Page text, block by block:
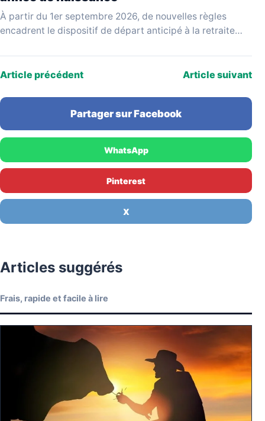
À partir du 1er septembre 2026, de nouvelles règles
encadrent le dispositif de départ anticipé à la retraite
Article précédent Article suivant
Partager sur Facebook
WhatsApp
Pinterest
X
Articles suggérés
Frais, rapide et facile à lire